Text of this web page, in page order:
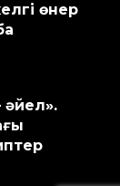
өнер
әйел».